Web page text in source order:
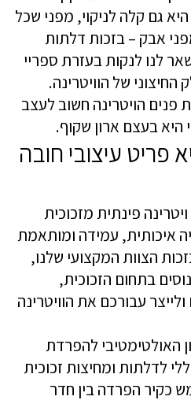
גם קלה לניקוי, מפני שכל
אבק – בזכות דלתות
לנו לנקות בעזרת ספריי
החיצוני של הוויטרינה.
פנים הויטרינה חשוב לעצב
היא בעצם ארון שקוף.
פריט עיצובי חובה
פינתית מזכוכית
איכותית, עמידה ומותאמת
הצוות המקצועי שלנו,
בתחום הזכוכית,
עבורכם את הוויטרינה
האולטימטיבי להפרדת
לדלתות ומחיצות זכוכית
כקיר הפרדה בין חדר